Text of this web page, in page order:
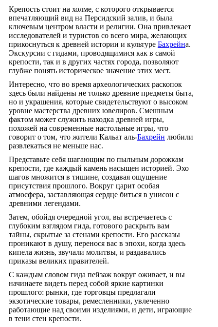
Крепость стоит на холме, с которого открывается
впечатляющий вид на Персидский залив, и была
ключевым центром власти и религии. Она привлекает
исследователей и туристов со всего мира, желающих
прикоснуться к древней истории и культуре Бахрейна.
Экскурсии с гидами, проводящимися как в самой
крепости, так и в других частях города, позволяют
глубже понять историческое значение этих мест.
Интересно, что во время археологических раскопок
здесь были найдены не только древние предметы быта,
но и украшения, которые свидетельствуют о высоком
уровне мастерства древних ювелиров. Смешным
фактом может служить находка древней игры,
похожей на современные настольные игры, что
говорит о том, что жители Кальат аль-Бахрейн любили
развлекаться не меньше нас.
Представьте себя шагающим по пыльным дорожкам
крепости, где каждый камень насыщен историей. Эхо
шагов множится в тишине, создавая ощущение
присутствия прошлого. Вокруг царит особая
атмосфера, заставляющая сердце биться в унисон с
древними легендами.
Затем, обойдя очередной угол, вы встречаетесь с
глубоким взглядом гида, готового раскрыть вам
тайны, скрытые за стенами крепости. Его рассказы
проникают в душу, перенося вас в эпохи, когда здесь
кипела жизнь, звучали молитвы, и раздавались
приказы великих правителей.
С каждым словом гида пейзаж вокруг оживает, и вы
начинаете видеть перед собой яркие картинки
прошлого: рынки, где торговцы предлагали
экзотические товары, ремесленники, увлеченно
работающие над своими изделиями, и дети, играющие
в тени стен крепости.